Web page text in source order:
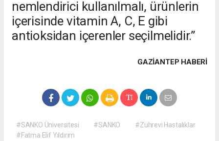
nemlendirici kullanılmalı, ürünlerin
içerisinde vitamin A, C, E gibi
antioksidan içerenler seçilmelidir.”
GAZIANTEP HABERİ
#SANKO Üniversitesi #SANKO
#Zührevi Hastalıklar
#Fatma Elif Yıldırım